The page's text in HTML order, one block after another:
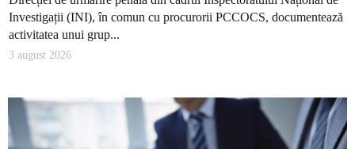
Investigații (INI), în comun cu procurorii PCCOCS, documentează
activitatea unui grup...
3 august 2026